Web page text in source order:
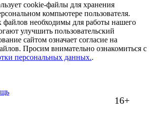
cookie-файлы для хранения
компьютере пользователя.
файлов необходимы для работы нашего
улучшить пользовательский
сайтом означает согласие на
Просим внимательно ознакомиться с
персональных данных..
16+